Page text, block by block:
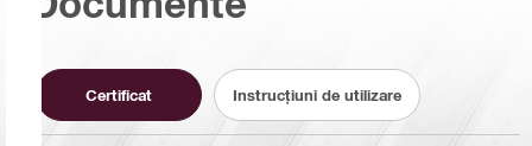
Certificat Instrucțiuni de utilizare